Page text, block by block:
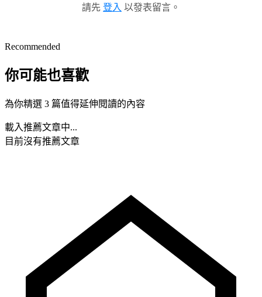
請先 登入 以發表留言。
Recommended
你可能也喜歡
為你精選 3 篇值得延伸閱讀的內容
載入推薦文章中...
目前沒有推薦文章